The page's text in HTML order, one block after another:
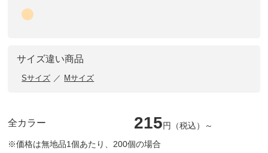
サイズ違い商品
Sサイズ Mサイズ
全カラー 215円（税込）～
※価格は無地品1個あたり、200個の場合